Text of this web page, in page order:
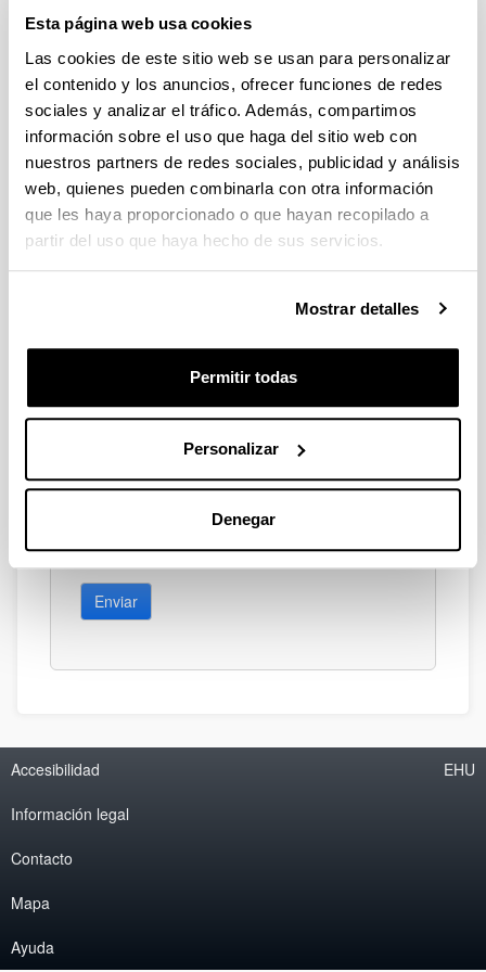
Esta página web usa cookies
Las cookies de este sitio web se usan para personalizar
el contenido y los anuncios, ofrecer funciones de redes
sociales y analizar el tráfico. Además, compartimos
información sobre el uso que haga del sitio web con
nuestros partners de redes sociales, publicidad y análisis
web, quienes pueden combinarla con otra información
que les haya proporcionado o que hayan recopilado a
partir del uso que haya hecho de sus servicios.
Mostrar detalles
Permitir todas
Personalizar
Denegar
sugerencias
Escriba aquí su queja, reclamación o sugerencia
Indica campos obligatorios
Enviar
Accesibilidad
Información legal
Contacto
Mapa
Ayuda
EHU